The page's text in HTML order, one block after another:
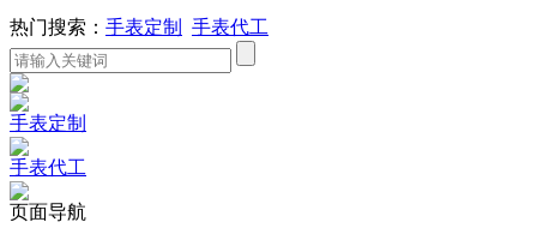
热门搜索： 手表定制 手表代工
手表定制
手表代工
页面导航